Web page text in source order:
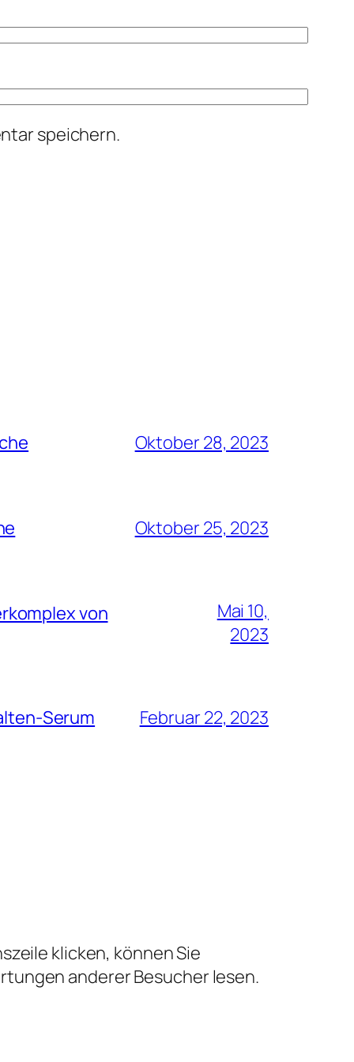
speichern.
Oktober 28, 2023
Oktober 25, 2023
von
Mai 10,
2023
Serum Februar 22, 2023
klicken, können Sie
anderer Besucher lesen.